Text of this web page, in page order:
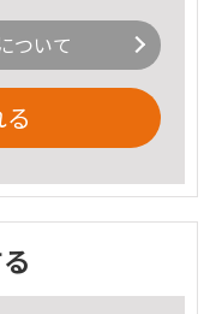
ついて